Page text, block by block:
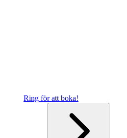
Ring för att boka!